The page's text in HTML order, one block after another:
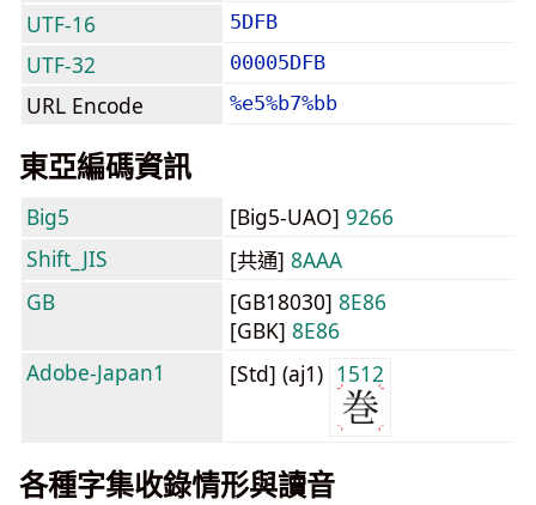
UTF-16 5DFB
UTF-32 00005DFB
URL Encode %e5%b7%bb
東亞編碼資訊
Big5 [Big5-UAO] 9266
Shift_JIS
[共通] 8AAA
GB
[GB18030] 8E86
[GBK] 8E86
Adobe-Japan1
[Std] (aj1) 1512
各種字集收錄情形與讀音